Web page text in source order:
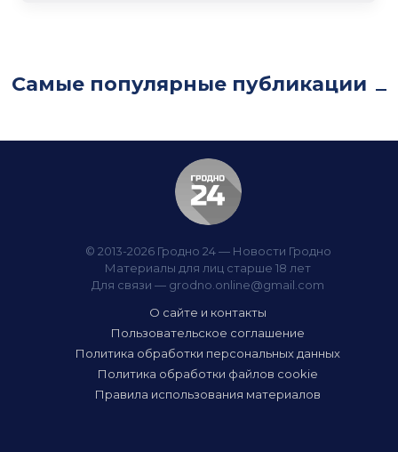
Самые популярные публикации
© 2013-2026 Гродно 24 — Новости Гродно
Материалы для лиц старше 18 лет
Для связи — grodno.online@gmail.com
О сайте и контакты
Пользовательское соглашение
Политика обработки персональных данных
Политика обработки файлов cookie
Правила использования материалов